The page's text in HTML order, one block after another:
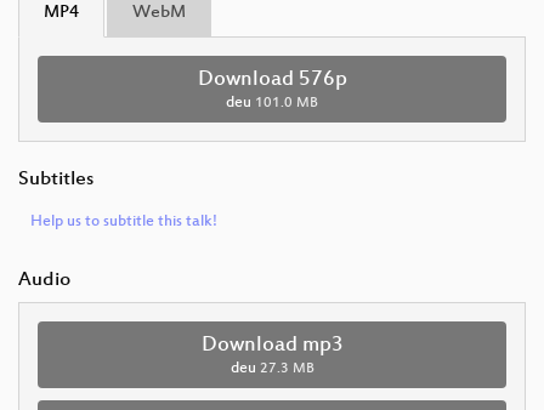
MP4 WebM
Download 576p
deu 101.0 MB
Subtitles
Help us to subtitle this talk!
Audio
Download mp3
deu 27.3 MB